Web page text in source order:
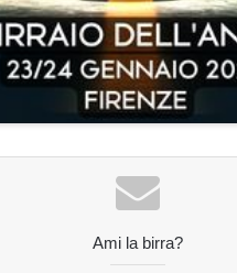
Ami la birra?